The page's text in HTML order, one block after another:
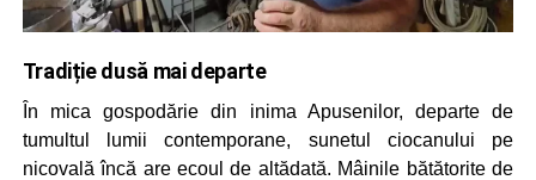
Tradiție dusă mai departe
În mica gospodărie din inima Apusenilor, departe de
tumultul lumii contemporane, sunetul ciocanului pe
nicovală încă are ecoul de altădată. Mâinile bătătorite de